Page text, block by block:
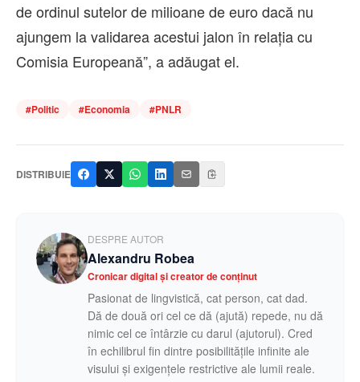
de ordinul sutelor de milioane de euro dacă nu
ajungem la validarea acestui jalon în relaţia cu
Comisia Europeană”, a adăugat el.
#Politic #Economia #PNLR
DISTRIBUIE
DESPRE AUTOR
Alexandru Robea
Cronicar digital și creator de conținut
Pasionat de lingvistică, cat person, cat dad.
Dă de două ori cel ce dă (ajută) repede, nu dă
nimic cel ce întârzie cu darul (ajutorul). Cred
în echilibrul fin dintre posibilitățile infinite ale
visului și exigențele restrictive ale lumii reale.